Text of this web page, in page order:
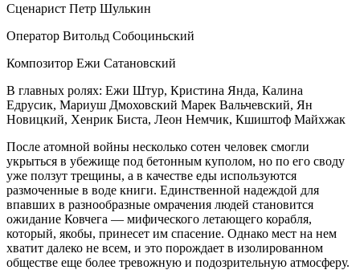
Сценарист Петр Шулькин
Оператор Витольд Собоциньский
Композитор Ежи Сатановский
В главных ролях: Ежи Штур, Кристина Янда, Калина
Едрусик, Мариуш Дмоховский Марек Вальчевский, Ян
Новицкий, Хенрик Биста, Леон Немчик, Кшиштоф Майхжак
После атомной войны несколько сотен человек смогли
укрыться в убежище под бетонным куполом, но по его своду
уже ползут трещины, а в качестве еды используются
размоченные в воде книги. Единственной надеждой для
впавших в разнообразные омрачения людей становится
ожидание Ковчега — мифического летающего корабля,
который, якобы, принесет им спасение. Однако мест на нем
хватит далеко не всем, и это порождает в изолированном
обществе еще более тревожную и подозрительную атмосферу.